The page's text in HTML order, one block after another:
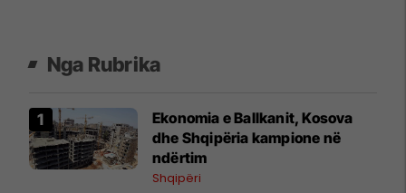
Nga Rubrika
Ekonomia e Ballkanit, Kosova
dhe Shqipëria kampione në
ndërtim
Shqipëri